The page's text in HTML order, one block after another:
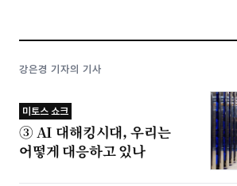
강은경 기자의 기사
미토스 쇼크
③ AI 대해킹시대, 우리는
어떻게 대응하고 있나